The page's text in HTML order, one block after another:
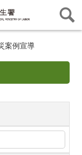
案例宣導